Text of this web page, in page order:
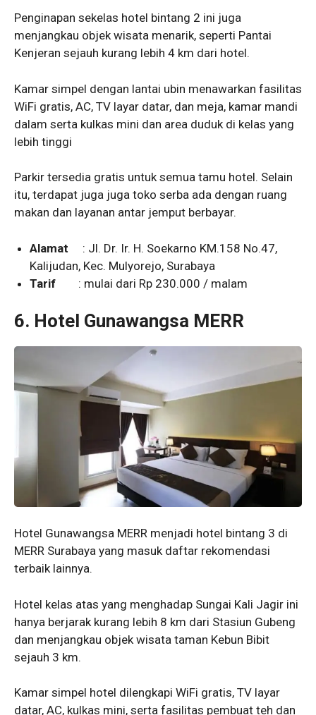
Penginapan sekelas hotel bintang 2 ini juga
menjangkau objek wisata menarik, seperti Pantai
Kenjeran sejauh kurang lebih 4 km dari hotel.
Kamar simpel dengan lantai ubin menawarkan fasilitas
WiFi gratis, AC, TV layar datar, dan meja, kamar mandi
dalam serta kulkas mini dan area duduk di kelas yang
lebih tinggi
Parkir tersedia gratis untuk semua tamu hotel. Selain
itu, terdapat juga juga toko serba ada dengan ruang
makan dan layanan antar jemput berbayar.
Alamat : Jl. Dr. Ir. H. Soekarno KM.158 No.47,
Kalijudan, Kec. Mulyorejo, Surabaya
Tarif : mulai dari Rp 230.000 / malam
6. Hotel Gunawangsa MERR
Hotel Gunawangsa MERR menjadi hotel bintang 3 di
MERR Surabaya yang masuk daftar rekomendasi
terbaik lainnya.
Hotel kelas atas yang menghadap Sungai Kali Jagir ini
hanya berjarak kurang lebih 8 km dari Stasiun Gubeng
dan menjangkau objek wisata taman Kebun Bibit
sejauh 3 km.
Kamar simpel hotel dilengkapi WiFi gratis, TV layar
datar, AC, kulkas mini, serta fasilitas pembuat teh dan